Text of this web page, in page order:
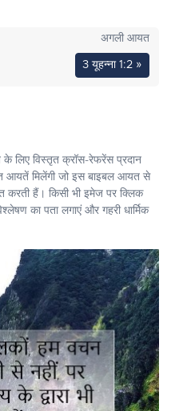
अगली आयत
3 यूहन्ना 1:2 »
लिए विस्तृत क्रॉस-रेफरेंस प्रदान
आयतें मिलेंगी जो इस बाइबल आयत से
करती हैं। किसी भी इमेज पर क्लिक
का पता लगाएं और गहरी धार्मिक